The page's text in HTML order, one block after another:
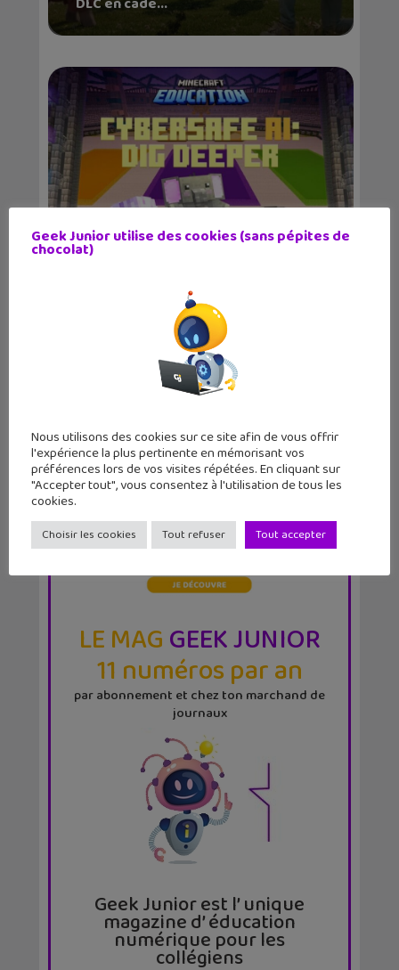
Un DLC de Minecraft Education t’aide
LE MAGGEEK JUNIOR
11 numéros par an
par abonnement et chez ton marchand de
journaux
Geek Junior est l’ unique
magazine d’ éducation
numérique pour les
collégiens
Geek Junior utilise des cookies (sans pépites de
chocolat)
Nous utilisons des cookies sur ce site afin de vous offrir
l'expérience la plus pertinente en mémorisant vos
préférences lors de vos visites répétées. En cliquant sur
"Accepter tout", vous consentez à l'utilisation de tous les
cookies.
Choisir les cookies Tout refuser Tout accepter